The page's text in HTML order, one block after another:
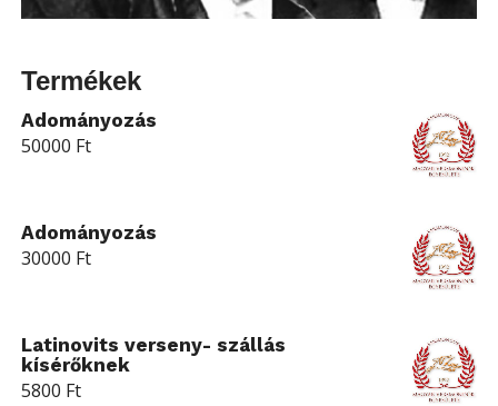
Termékek
Adományozás
50000 Ft
Adományozás
30000 Ft
Latinovits verseny- szállás
kísérőknek
5800 Ft